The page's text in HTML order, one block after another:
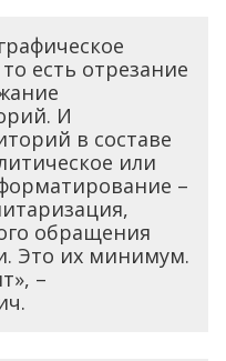
есть отрезание
И
в составе
или
–
обращения
Это их минимум.
–